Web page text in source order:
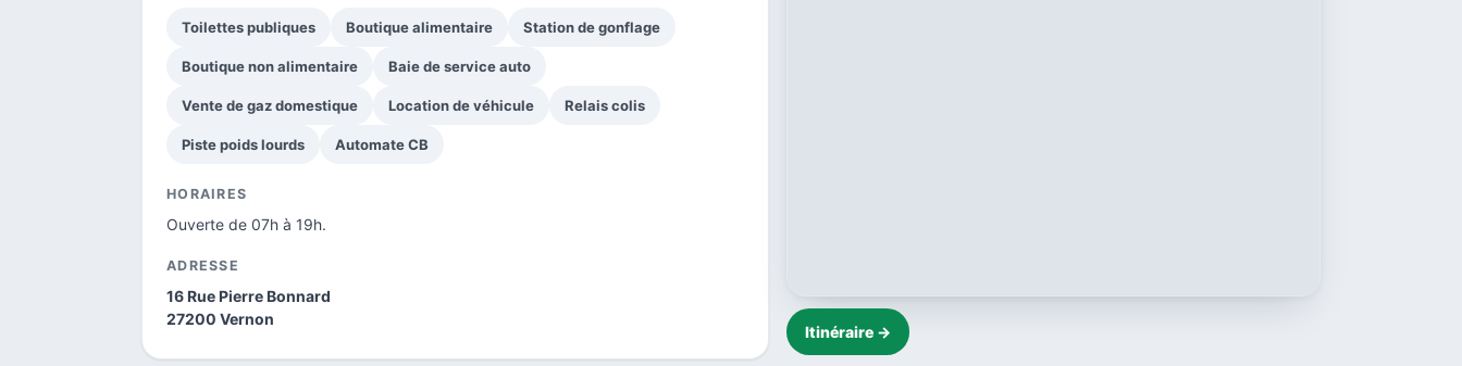
Toilettes publiques Boutique alimentaire Station de gonflage
Boutique non alimentaire Baie de service auto
Vente de gaz domestique Location de véhicule Relais colis
Piste poids lourds Automate CB
HORAIRES
Ouverte de 07h à 19h.
ADRESSE
16 Rue Pierre Bonnard
27200 Vernon
Itinéraire →